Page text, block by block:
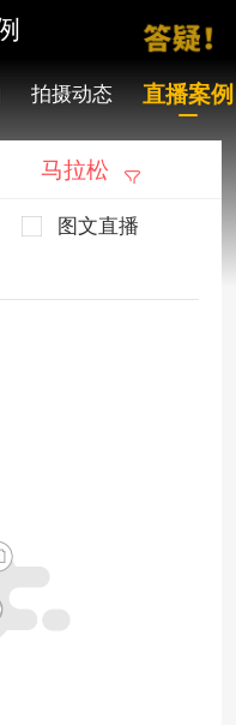
拍摄动态 直播案例
马拉松
图文直播